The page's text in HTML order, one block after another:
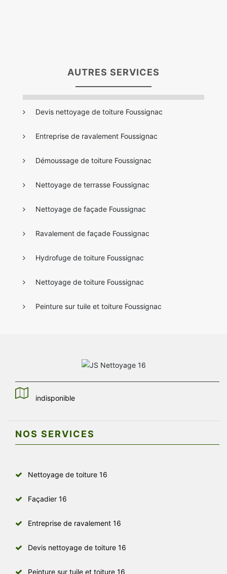
AUTRES SERVICES
Devis nettoyage de toiture Foussignac
Entreprise de ravalement Foussignac
Démoussage de toiture Foussignac
Nettoyage de terrasse Foussignac
Nettoyage de façade Foussignac
Ravalement de façade Foussignac
Hydrofuge de toiture Foussignac
Nettoyage de toiture Foussignac
Peinture sur tuile et toiture Foussignac
indisponible
NOS SERVICES
Nettoyage de toiture 16
Façadier 16
Entreprise de ravalement 16
Devis nettoyage de toiture 16
Peinture sur tuile et toiture 16